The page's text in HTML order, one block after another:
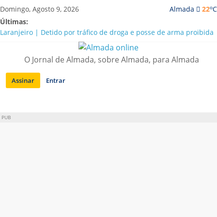
Saltar
para
conteúdo
Almada 22oC
Domingo, Agosto 9, 2026
Últimas:
Laranjeiro | Detido por tráfico de droga e posse de arma proibida
A “crise” da água em Almada: ilações e ensinamentos necessários
Costa da Caparica | Polícia Marítima e ASAE detectam
irregularidades em habitações e restaurantes
APA diz que falta de água em Almada “foi um problema de má
O Jornal de Almada, sobre Almada, para Almada
Assinar Entrar
PUB